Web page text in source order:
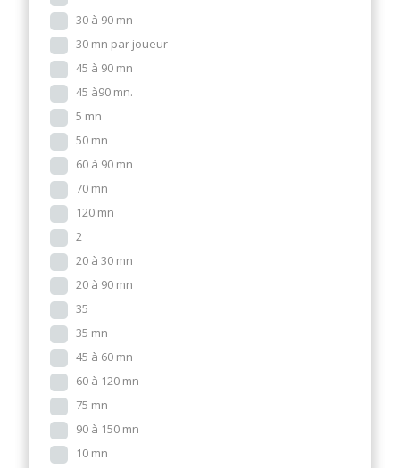
30 à 90 mn
30 mn par joueur
45 à 90 mn
45 à90 mn.
5 mn
50 mn
60 à 90 mn
70 mn
120 mn
2
20 à 30 mn
20 à 90 mn
35
35 mn
45 à 60 mn
60 à 120 mn
75 mn
90 à 150 mn
10 mn